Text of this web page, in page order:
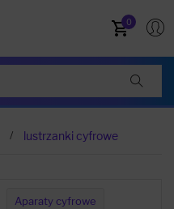
0
lustrzanki cyfrowe
Aparaty cyfrowe